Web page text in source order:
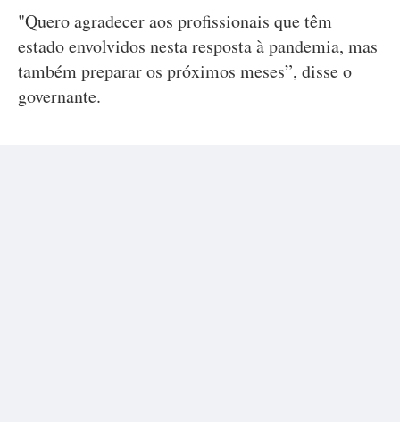
"Quero agradecer aos profissionais que têm
estado envolvidos nesta resposta à pandemia, mas
também preparar os próximos meses”, disse o
governante.